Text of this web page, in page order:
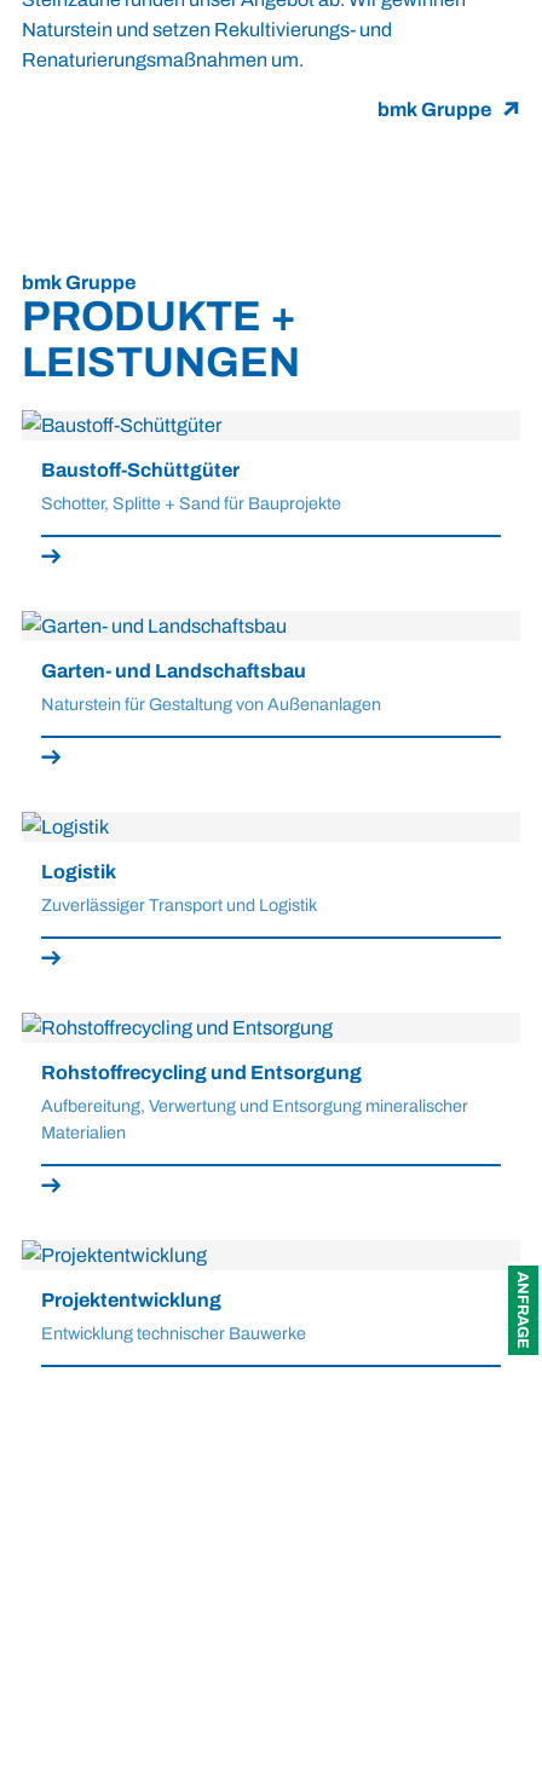
Naturstein und setzen Rekultivierungs- und
Renaturierungsmaßnahmen um.
bmk Gruppe
bmk Gruppe
PRODUKTE +
LEISTUNGEN
Baustoff-Schüttgüter
Schotter, Splitte + Sand für Bauprojekte
Garten- und Landschaftsbau
Naturstein für Gestaltung von Außenanlagen
Logistik
Zuverlässiger Transport und Logistik
Rohstoffrecycling und Entsorgung
Aufbereitung, Verwertung und Entsorgung mineralischer
Materialien
Projektentwicklung
Entwicklung technischer Bauwerke ANFRAGE